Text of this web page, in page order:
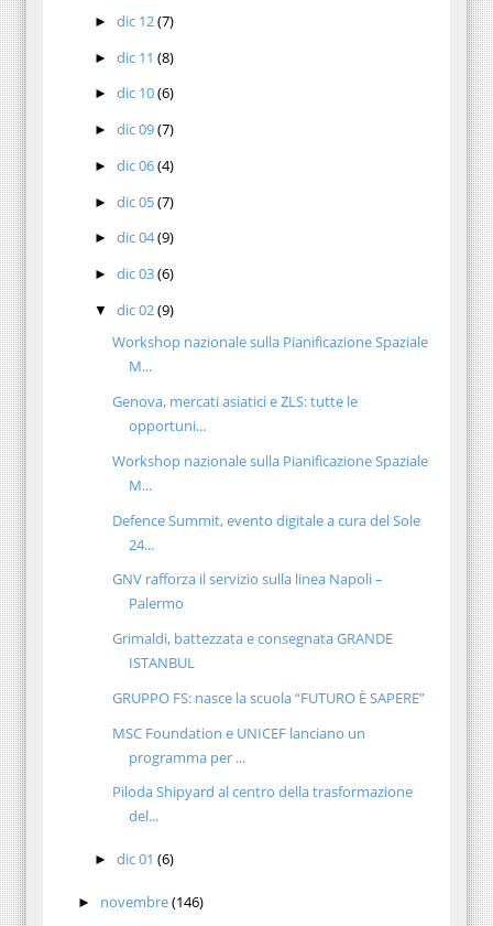
►dic 12(7)
►dic 11(8)
►dic 10(6)
►dic 09(7)
►dic 06(4)
►dic 05(7)
►dic 04(9)
►dic 03(6)
▼dic 02(9)
Workshop nazionale sulla Pianificazione Spaziale
M...
Genova, mercati asiatici e ZLS: tutte le
opportuni...
Workshop nazionale sulla Pianificazione Spaziale
M...
Defence Summit, evento digitale a cura del Sole
24...
GNV rafforza il servizio sulla linea Napoli –
Palermo
Grimaldi, battezzata e consegnata GRANDE
ISTANBUL
GRUPPO FS: nasce la scuola “FUTURO È SAPERE”
MSC Foundation e UNICEF lanciano un
programma per ...
Piloda Shipyard al centro della trasformazione
del...
►dic 01(6)
► novembre(146)